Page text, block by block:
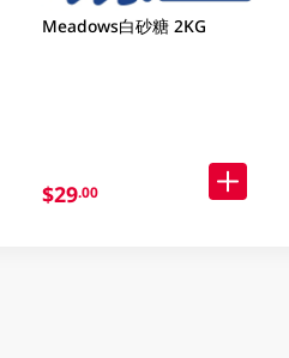
Meadows白砂糖 2KG
$29.00